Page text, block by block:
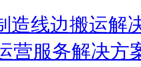
造线边搬运解
营服务解决方